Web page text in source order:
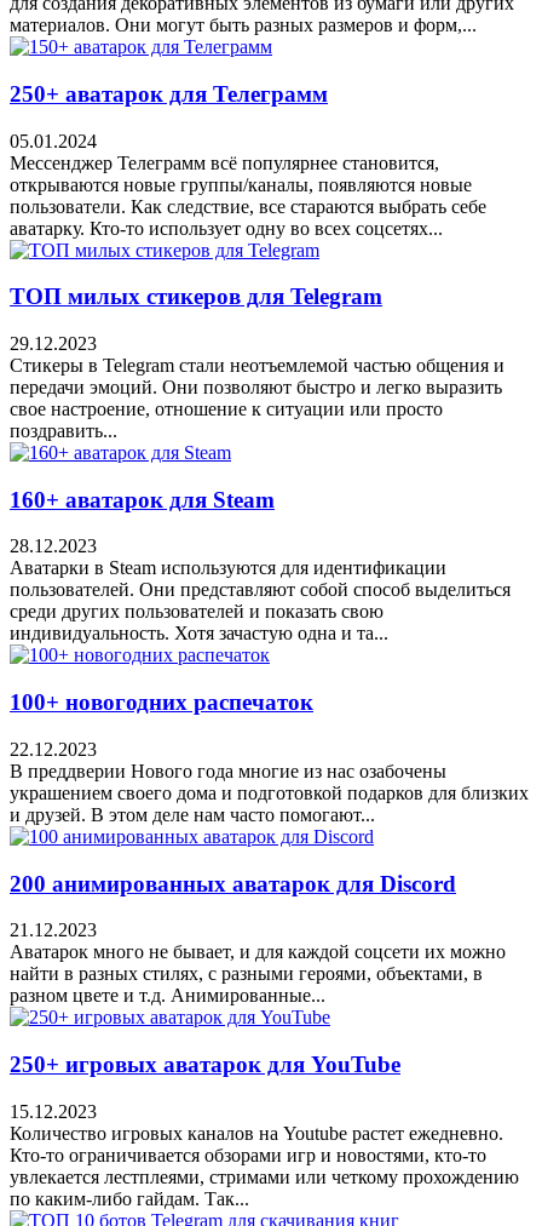
материалов. Они могут быть разных размеров и форм,...
250+ аватарок для Телеграмм
05.01.2024
Мессенджер Телеграмм всё популярнее становится,
открываются новые группы/каналы, появляются новые
пользователи. Как следствие, все стараются выбрать себе
аватарку. Кто-то использует одну во всех соцсетях...
ТОП милых стикеров для Telegram
29.12.2023
Стикеры в Telegram стали неотъемлемой частью общения и
передачи эмоций. Они позволяют быстро и легко выразить
свое настроение, отношение к ситуации или просто
поздравить...
160+ аватарок для Steam
28.12.2023
Аватарки в Steam используются для идентификации
пользователей. Они представляют собой способ выделиться
среди других пользователей и показать свою
индивидуальность. Хотя зачастую одна и та...
100+ новогодних распечаток
22.12.2023
В преддверии Нового года многие из нас озабочены
украшением своего дома и подготовкой подарков для близких
и друзей. В этом деле нам часто помогают...
200 анимированных аватарок для Discord
21.12.2023
Аватарок много не бывает, и для каждой соцсети их можно
найти в разных стилях, с разными героями, объектами, в
разном цвете и т.д. Анимированные...
250+ игровых аватарок для YouTube
15.12.2023
Количество игровых каналов на Youtube растет ежедневно.
Кто-то ограничивается обзорами игр и новостями, кто-то
увлекается лестплеями, стримами или четкому прохождению
по каким-либо гайдам. Так...